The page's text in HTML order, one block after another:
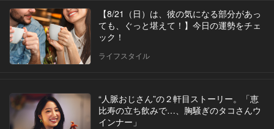
【8/21（日）は、彼の気になる部分があっ
ても、ぐっと堪えて！】今日の運勢をチェ
ック！
ライフスタイル
“人脈おじさん”の２軒目ストーリー。「恵
比寿の立ち飲みで…、胸騒ぎのタコさんウ
インナー」